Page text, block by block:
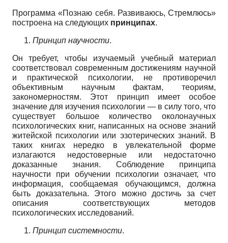
Программа «Познаю себя. Развиваюсь, Стремлюсь»
построена на следующих принципах.
Принцип научности.
Он требует, чтобы изучаемый учебный материал
соответствовал современным достижениям научной
и практической психологии, не противоречил
объективным научным фактам, теориям,
закономерностям. Этот принцип имеет особое
значение для изучения психологии — в силу того, что
существует большое количество околонаучных
психологических книг, написанных на основе знаний
житейской психологии или эзотерических знаний. В
таких книгах нередко в увлекательной форме
излагаются недостоверные или недостаточно
доказанные знания. Соблюдение принципа
научности при обучении психологии означает, что
информация, сообщаемая обучающимся, должна
быть доказательна. Этого можно достичь за счет
описания соответствующих методов
психологических исследований.
Принцип системности.